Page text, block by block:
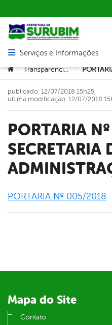
Abrir menu principal de
Serviços e Informações
Você está aqui:
> Transparencia2017 >
PORTARIA Nº 005/2018-
SECRETARIA
publicado: 12/07/2018 15h25,
última modificação: 12/07/2018
PORTARIA Nº 005/2018
Mapa do Site
Contato